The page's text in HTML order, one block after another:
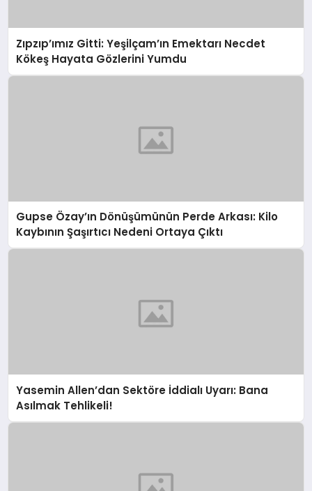
Zıpzıp’ımız Gitti: Yeşilçam’ın Emektarı Necdet
Kökeş Hayata Gözlerini Yumdu
Gupse Özay’ın Dönüşümünün Perde Arkası: Kilo
Kaybının Şaşırtıcı Nedeni Ortaya Çıktı
Yasemin Allen’dan Sektöre İddialı Uyarı: Bana
Asılmak Tehlikeli!